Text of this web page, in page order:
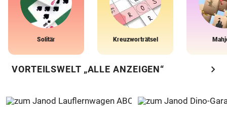
Solitär Kreuzworträtsel
VORTEILSWELT „ALLE ANZEIGEN“ chevron_right